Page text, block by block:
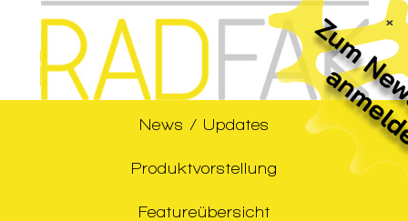
×
News / Updates
Produktvorstellung
Featureübersicht